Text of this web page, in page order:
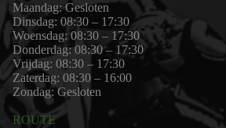
Maandag: Gesloten
Dinsdag: 08:30 – 17:30
Woensdag: 08:30 – 17:30
Donderdag: 08:30 – 17:30
Vrijdag: 08:30 – 17:30
Zaterdag: 08:30 – 16:00
Zondag: Gesloten
ROUTE